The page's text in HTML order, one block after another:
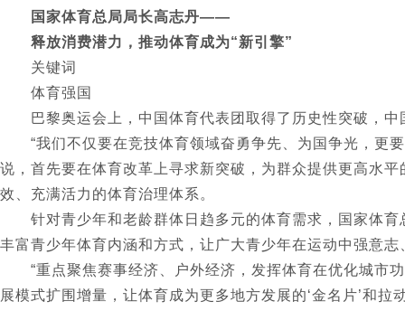
国家体育总局局长高志丹——
释放消费潜力，推动体育成为“新引擎”
关键词
体育强国
巴黎奥运会上，中国体育代表团取得了历史性突破，中
“我们不仅要在竞技体育领域奋勇争先、为国争光，更要
说，首先要在体育改革上寻求新突破，为群众提供更高水
效、充满活力的体育治理体系。
针对青少年和老龄群体日趋多元的体育需求，国家体育
丰富青少年体育内涵和方式，让广大青少年在运动中强意志
“重点聚焦赛事经济、户外经济，发挥体育在优化城市功
展模式扩围增量，让体育成为更多地方发展的‘金名片’和拉